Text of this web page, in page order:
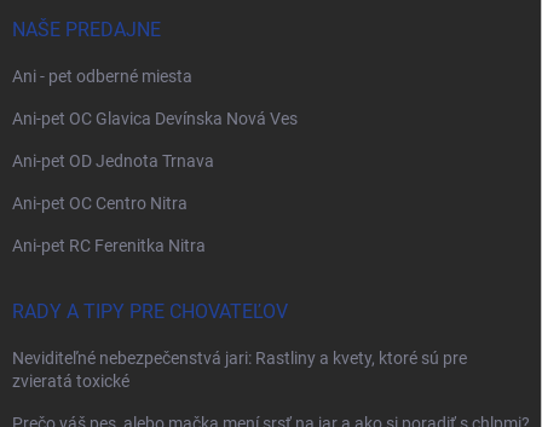
NAŠE PREDAJNE
Ani - pet odberné miesta
Ani-pet OC Glavica Devínska Nová Ves
Ani-pet OD Jednota Trnava
Ani-pet OC Centro Nitra
Ani-pet RC Ferenitka Nitra
RADY A TIPY PRE CHOVATEĽOV
Neviditeľné nebezpečenstvá jari: Rastliny a kvety, ktoré sú pre
zvieratá toxické